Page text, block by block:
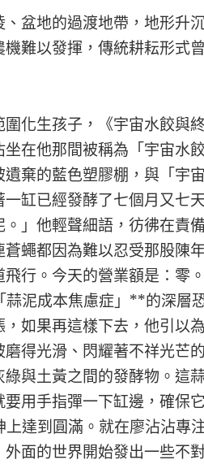
盆地的過渡地帶，地形升
機難以發揮，傳統耕耘形式
化生孩子，《宇宙水餃與
在他那間被稱為「宇宙水
棄的藍色塑膠棚，與「宇
缸已經發酵了七個月又七
。」他輕聲細語，彷彿在責
蠅都因為難以忍受那股陳
行。今天的營業額是：零
泥成本焦慮症」**的深層
如果再這樣下去，他引以
得光滑、閃耀著不祥光芒
與土黃之間的發酵物。這
用手指彈一下缸邊，確保
達到圓滿。就在廖沾沾專
外面的世界開始發出一些不